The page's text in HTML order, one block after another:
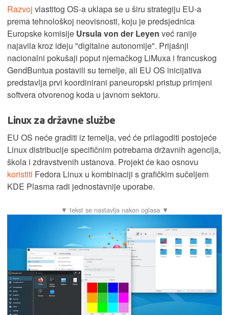
Razvoj vlastitog OS-a uklapa se u širu strategiju EU-a
prema tehnološkoj neovisnosti, koju je predsjednica
Europske komisije Ursula von der Leyen već ranije
najavila kroz ideju "digitalne autonomije". Prijašnji
nacionalni pokušaji poput njemačkog LiMuxa i francuskog
GendBuntua postavili su temelje, ali EU OS inicijativa
predstavlja prvi koordinirani paneuropski pristup primjeni
softvera otvorenog koda u javnom sektoru.
Linux za državne službe
EU OS neće graditi iz temelja, već će prilagoditi postojeće
Linux distribucije specifičnim potrebama državnih agencija,
škola i zdravstvenih ustanova. Projekt će kao osnovu
koristiti Fedora Linux u kombinaciji s grafičkim sučeljem
KDE Plasma radi jednostavnije uporabe.